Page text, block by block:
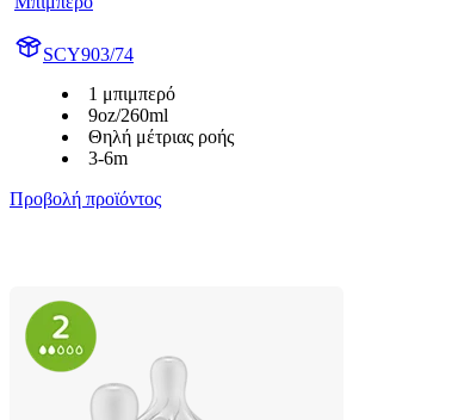
SCY903/74
1 μπιμπερό
9oz/260ml
Θηλή μέτριας ροής
3-6m
Προβολή προϊόντος